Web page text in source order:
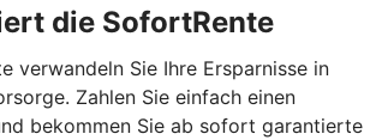
die SofortRente
verwandeln Sie Ihre Ersparnisse in
Zahlen Sie einfach einen
bekommen Sie ab sofort garantierte